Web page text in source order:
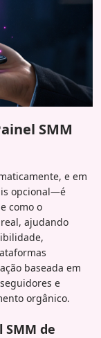
SMM
e em
opcional—é
como o
ajudando
baseada em
e
orgânico.
SMM de